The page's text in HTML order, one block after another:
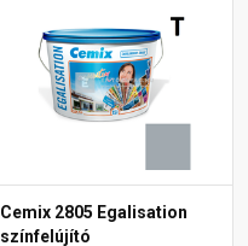
Cemix 2805 Egalisation
színfelújító